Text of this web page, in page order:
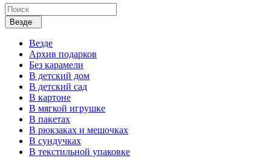
Везде
Везде
Архив подарков
Без карамели
В детский дом
В детский сад
В картоне
В мягкой игрушке
В пакетах
В рюкзаках и мешочках
В сундучках
В текстильной упаковке